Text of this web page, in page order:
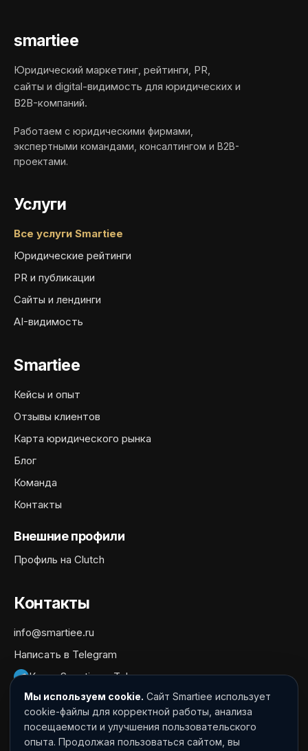
smartiee
Юридический маркетинг, рейтинги, PR,
сайты и digital-видимость для юридических и
B2B-компаний.
Работаем с юридическими фирмами,
экспертными командами, консалтингом и B2B-
проектами.
Услуги
Все услуги Smartiee
Юридические рейтинги
PR и публикации
Сайты и лендинги
AI-видимость
Smartiee
Кейсы и опыт
Отзывы клиентов
Карта юридического рынка
Блог
Команда
Контакты
Внешние профили
Профиль на Clutch
Контакты
info@smartiee.ru
Написать в Telegram
Канал Smartiee в Telegram
Документы
Политика обработки персональных данных
Мы используем cookie. Сайт Smartiee использует
cookie-файлы для корректной работы, анализа
посещаемости и улучшения пользовательского
опыта. Продолжая пользоваться сайтом, вы